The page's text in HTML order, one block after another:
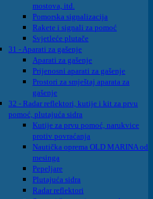
mostova, itd.
Pomorska signalizacija
Rakete i signali za pomoć
Svjetleće plutače
31 - Aparati za gašenje
Aparati za gašenje
Prijenosni aparati za gašenje
Prostori za smještaj aparata za
gašenje
32 - Radar reflektori, kutije i kit za prvu
pomoć, plutajuća sidra
Kutije za prvu pomoć, narukvice
protiv povraćanja
Nautička oprema OLD MARINA od
mesinga
Pepeljare
Plutajuća sidra
Radar reflektori